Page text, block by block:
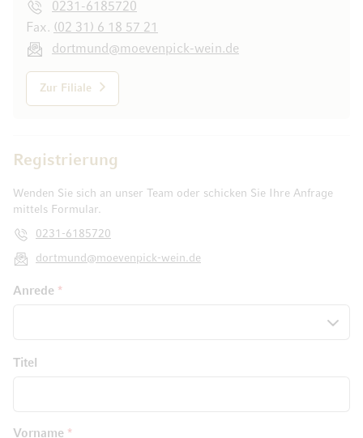
0231-6185720
Fax. (02 31) 6 18 57 21
dortmund@moevenpick-wein.de
Zur Filiale
Registrierung
Wenden Sie sich an unser Team oder schicken Sie Ihre Anfrage
mittels Formular.
0231-6185720
dortmund@moevenpick-wein.de
Registrierung
Anrede
Titel
Vorname